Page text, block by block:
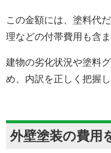
この金額には、塗料代
理などの付帯費用も含
建物の劣化状況や塗料
め、内訳を正しく把握
外壁塗装の費用